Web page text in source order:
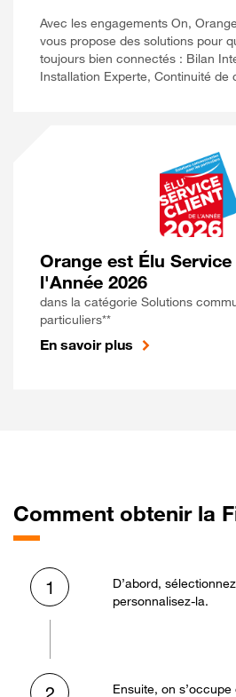
Avec les engagements On,
vous propose des solutions pour
toujours bien connectés : Bilan
Installation Experte, Continuité de
Orange est Élu
l'Année 2026
dans la catégorie Solutions
particuliers**
En savoir plus
Comment obtenir la
1
D’abord,
personnalisez-la.
Ensuite, on